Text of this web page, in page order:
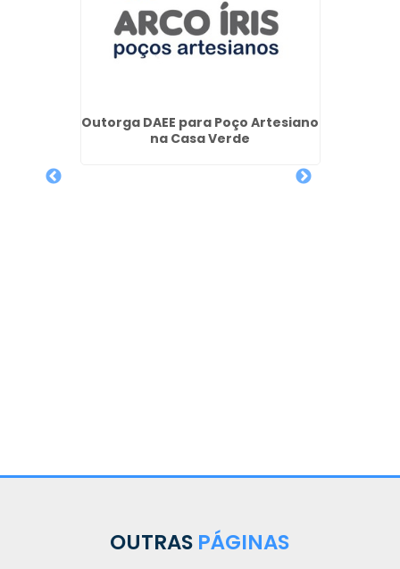
Outorga DAEE para Poço Artesiano
na Casa Verde
OUTRAS PÁGINAS